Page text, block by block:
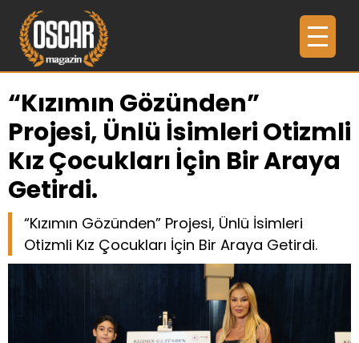
“Kızımın Gözünden”
Projesi, Ünlü İsimleri Otizmli
Kız Çocukları İçin Bir Araya
Getirdi.
“Kızımın Gözünden” Projesi, Ünlü İsimleri
Otizmli Kız Çocukları İçin Bir Araya Getirdi.